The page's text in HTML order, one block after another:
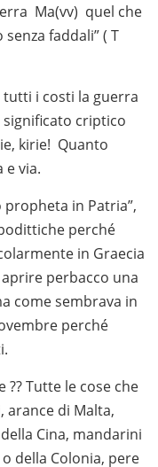
Ma(vv) quel che
faddali” ( T
tutti i costi la guerra
significato criptico
kirie! Quanto
e via.
propheta in Patria”,
perché
in Graecia
perbacco una
come sembrava in
perché
?? Tutte le cose che
arance di Malta,
Cina, mandarini
della Colonia, pere